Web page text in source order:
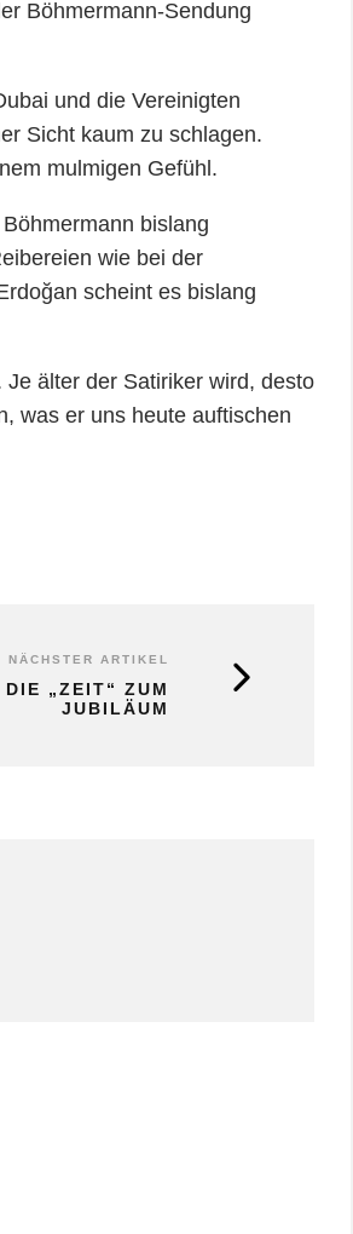
Böhmermann-Sendung
und die Vereinigten
Sicht kaum zu schlagen.
mulmigen Gefühl.
bislang
wie bei der
scheint es bislang
Je älter der Satiriker wird, desto
was er uns heute auftischen
NÄCHSTER ARTIKEL
„ZEIT“ ZUM
JUBILÄUM